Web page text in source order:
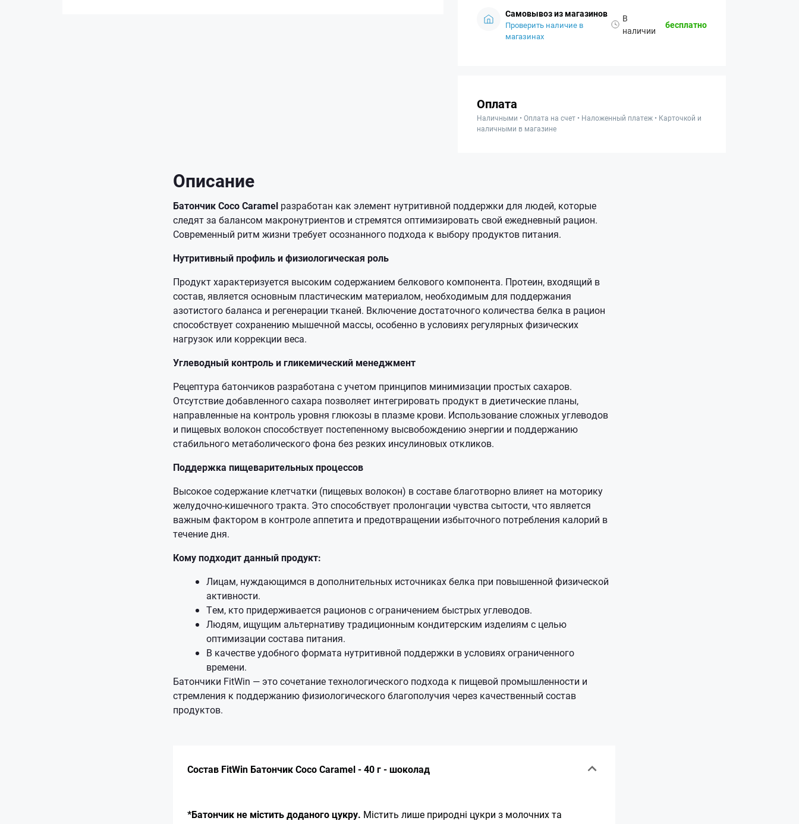
Самовывоз из магазинов
Проверить наличие в
магазинах
В
наличии
бесплатно
Оплата
Наличными • Оплата на счет • Наложенный платеж • Карточкой и
наличными в магазине
Описание
Батончик Coco Caramel разработан как элемент нутритивной поддержки для людей, которые
следят за балансом макронутриентов и стремятся оптимизировать свой ежедневный рацион.
Современный ритм жизни требует осознанного подхода к выбору продуктов питания.
Нутритивный профиль и физиологическая роль
Продукт характеризуется высоким содержанием белкового компонента. Протеин, входящий в
состав, является основным пластическим материалом, необходимым для поддержания
азотистого баланса и регенерации тканей. Включение достаточного количества белка в рацион
способствует сохранению мышечной массы, особенно в условиях регулярных физических
нагрузок или коррекции веса.
Углеводный контроль и гликемический менеджмент
Рецептура батончиков разработана с учетом принципов минимизации простых сахаров.
Отсутствие добавленного сахара позволяет интегрировать продукт в диетические планы,
направленные на контроль уровня глюкозы в плазме крови. Использование сложных углеводов
и пищевых волокон способствует постепенному высвобождению энергии и поддержанию
стабильного метаболического фона без резких инсулиновых откликов.
Поддержка пищеварительных процессов
Высокое содержание клетчатки (пищевых волокон) в составе благотворно влияет на моторику
желудочно-кишечного тракта. Это способствует пролонгации чувства сытости, что является
важным фактором в контроле аппетита и предотвращении избыточного потребления калорий в
течение дня.
Кому подходит данный продукт:
Лицам, нуждающимся в дополнительных источниках белка при повышенной физической
активности.
Тем, кто придерживается рационов с ограничением быстрых углеводов.
Людям, ищущим альтернативу традиционным кондитерским изделиям с целью
оптимизации состава питания.
В качестве удобного формата нутритивной поддержки в условиях ограниченного
времени.
Батончики FitWin — это сочетание технологического подхода к пищевой промышленности и
стремления к поддержанию физиологического благополучия через качественный состав
продуктов.
Состав FitWin Батончик Coco Caramel - 40 г - шоколад
*Батончик не містить доданого цукру. Містить лише природні цукри з молочних та